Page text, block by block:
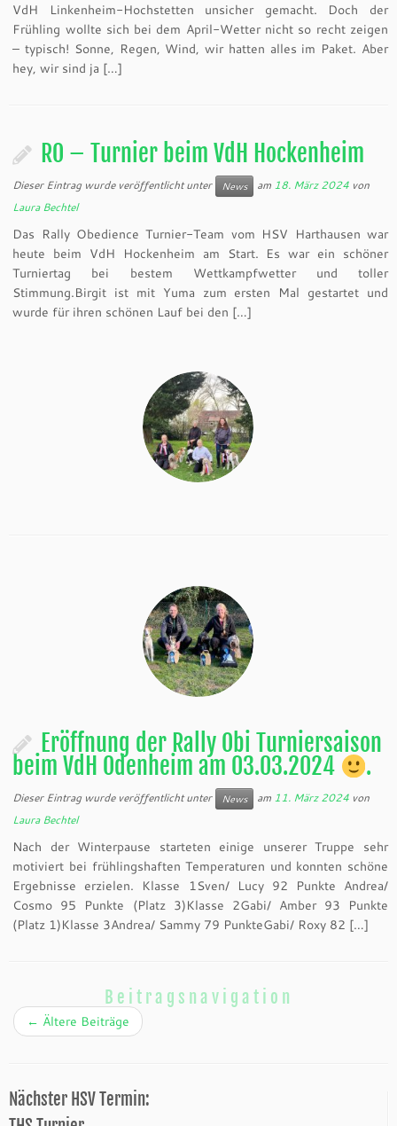
VdH Linkenheim-Hochstetten unsicher gemacht. Doch der
Frühling wollte sich bei dem April-Wetter nicht so recht zeigen
– typisch! Sonne, Regen, Wind, wir hatten alles im Paket. Aber
hey, wir sind ja […]
RO – Turnier beim VdH Hockenheim
Dieser Eintrag wurde veröffentlicht unter News am 18. März 2024 von
Laura Bechtel
Das Rally Obedience Turnier-Team vom HSV Harthausen war
heute beim VdH Hockenheim am Start. Es war ein schöner
Turniertag bei bestem Wettkampfwetter und toller
Stimmung.Birgit ist mit Yuma zum ersten Mal gestartet und
wurde für ihren schönen Lauf bei den […]
Eröffnung der Rally Obi Turniersaison
beim VdH Odenheim am 03.03.2024
.
Dieser Eintrag wurde veröffentlicht unter News am 11. März 2024 von
Laura Bechtel
Nach der Winterpause starteten einige unserer Truppe sehr
motiviert bei frühlingshaften Temperaturen und konnten schöne
Ergebnisse erzielen. Klasse 1Sven/ Lucy 92 Punkte Andrea/
Cosmo 95 Punkte (Platz 3)Klasse 2Gabi/ Amber 93 Punkte
(Platz 1)Klasse 3Andrea/ Sammy 79 PunkteGabi/ Roxy 82 […]
Beitragsnavigation
← Ältere Beiträge
Nächster HSV Termin: